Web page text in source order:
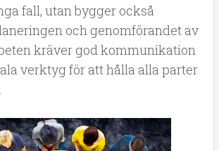
fall, utan bygger också
och genomförandet av
kräver god kommunikation
verktyg för att hålla alla parter